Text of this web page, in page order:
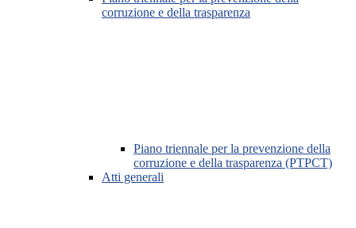
corruzione e della trasparenza
Piano triennale per la prevenzione della
corruzione e della trasparenza (PTPCT)
Atti generali